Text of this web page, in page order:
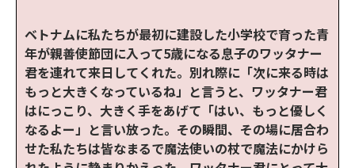
ベトナムに私たちが最初に建設した小学校で育った青
年が親善使節団に入って5歳になる息子のワッタナー
君を連れて来日してくれた。別れ際に「次に来る時は
もっと大きくなっているね」と言うと、ワッタナー君
はにっこり、大きく手をあげて「はい、もっと優しく
なるよー」と言い放った。その瞬間、その場に居合わ
せた私たちは皆なまるで魔法使いの杖で魔法にかけら